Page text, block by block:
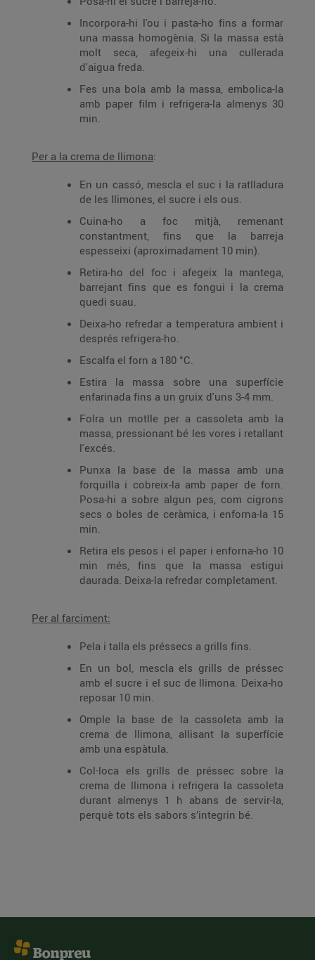
Incorpora-hi l'ou i pasta-ho fins a formar
una massa homogènia. Si la massa està
molt seca, afegeix-hi una cullerada
d'aigua freda.
Fes una bola amb la massa, embolica-la
amb paper film i refrigera-la almenys 30
min.
Per a la crema de llimona:
En un cassó, mescla el suc i la ratlladura
de les llimones, el sucre i els ous.
Cuina-ho a foc mitjà, remenant
constantment, fins que la barreja
espesseixi (aproximadament 10 min).
Retira-ho del foc i afegeix la mantega,
barrejant fins que es fongui i la crema
quedi suau.
Deixa-ho refredar a temperatura ambient i
després refrigera-ho.
Escalfa el forn a 180 °C.
Estira la massa sobre una superfície
enfarinada fins a un gruix d'uns 3-4 mm.
Folra un motlle per a cassoleta amb la
massa, pressionant bé les vores i retallant
l'excés.
Punxa la base de la massa amb una
forquilla i cobreix-la amb paper de forn.
Posa-hi a sobre algun pes, com cigrons
secs o boles de ceràmica, i enforna-la 15
min.
Retira els pesos i el paper i enforna-ho 10
min més, fins que la massa estigui
daurada. Deixa-la refredar completament.
Per al farciment:
Pela i talla els préssecs a grills fins.
En un bol, mescla els grills de préssec
amb el sucre i el suc de llimona. Deixa-ho
reposar 10 min.
Omple la base de la cassoleta amb la
crema de llimona, allisant la superfície
amb una espàtula.
Col·loca els grills de préssec sobre la
crema de llimona i refrigera la cassoleta
durant almenys 1 h abans de servir-la,
perquè tots els sabors s’integrin bé.